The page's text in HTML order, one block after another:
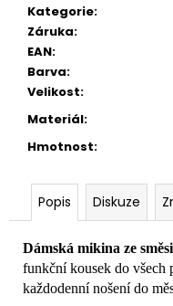
Kategorie:
Záruka:
EAN:
Barva:
Velikost:
Materiál:
Hmotnost:
Popis Diskuze
Dámská mikina ze
funkční kousek do všech
každodenní nošení do